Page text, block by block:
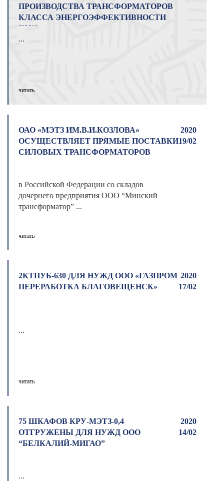
ПРОИЗВОДСТВА ТРАНСФОРМАТОРОВ
КЛАССА ЭНЕРГОЭФФЕКТИВНОСТИ
Х3К2
...
читать
ОАО «МЭТЗ ИМ.В.И.КОЗЛОВА»
ОСУЩЕСТВЛЯЕТ ПРЯМЫЕ ПОСТАВКИ
СИЛОВЫХ ТРАНСФОРМАТОРОВ
2020
19/02
в Российской Федерации со складов
дочернего предприятия ООО “Минский
трансформатор” ...
читать
2КТПУБ-630 ДЛЯ НУЖД ООО «ГАЗПРОМ
ПЕРЕРАБОТКА БЛАГОВЕЩЕНСК»
2020
17/02
...
читать
75 ШКАФОВ КРУ-МЭТЗ-0,4
ОТГРУЖЕНЫ ДЛЯ НУЖД ООО
“БЕЛКАЛИЙ-МИГАО”
2020
14/02
...